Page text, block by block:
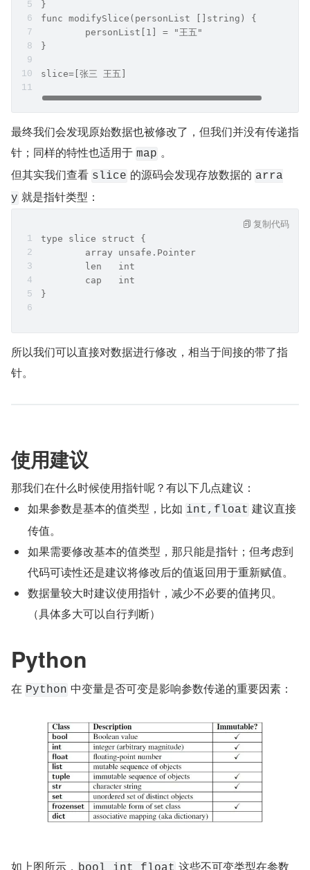
}
func modifySlice(personList []string) {
	personList[1] = "王五"
}
slice=[张三 王五]
最终我们会发现原始数据也被修改了，但我们并没有传递指
针；同样的特性也适用于 map 。
但其实我们查看 slice 的源码会发现存放数据的 arra
y 就是指针类型：
type slice struct {
	array unsafe.Pointer
	len   int
	cap   int
}
复制代码
所以我们可以直接对数据进行修改，相当于间接的带了指
针。
使用建议
那我们在什么时候使用指针呢？有以下几点建议：
如果参数是基本的值类型，比如 int,float 建议直接
传值。
如果需要修改基本的值类型，那只能是指针；但考虑到
代码可读性还是建议将修改后的值返回用于重新赋值。
数据量较大时建议使用指针，减少不必要的值拷贝。
（具体多大可以自行判断）
Python
在 Python 中变量是否可变是影响参数传递的重要因素：
如上图所示， 这些不可变类型在参数